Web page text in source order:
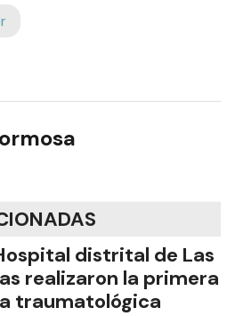
distrital de Las
realizaron la primera
traumatológica